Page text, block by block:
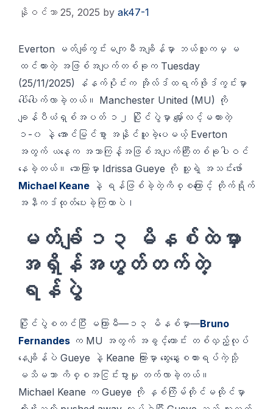
နိုဝင်ဘာ 25, 2025 by ak47-1
Everton မတ်ချ်ကွင်းမကျမီအချိန်မှာ ဘယ်သူကမှ မ
ထင်ထားတဲ့ အဖြစ်အပျက်တစ်ခုက Tuesday
(25/11/2025) နံနက်ပိုင်းက အိုလ်ဒ်ထရက်ဖိုဒ်ကွင်းမှာ
ပေါ်ပေါက်လာခဲ့တယ်။ Manchester United (MU) ကို
ချန်ပီယံရှစ်အပတ် ၁၂ ပြိုင်ပွဲမှာ မျှော်လင့်မထားတဲ့
၁-၀ နဲ့ အောင်မြင်စွာ အနိုင်ယူခဲ့ပေမယ့် Everton
အတွက် ယနေ့က အသာကြန့်အဖြစ်အပျက်ကြီးတစ်ခုပါဝင်
နေခဲ့တယ်။ သောကြာမှာ Idrissa Gueye ကို သူ့ရဲ့ အသင်းဖော်
Michael Keane နဲ့ ရန်ဖြစ်ခဲ့တဲ့ကိစ္စကြောင့် တိုက်ရိုက်
အနီကဒ်ထုတ်ပေးခဲ့ကြတာပဲ।
မတ်ချ် ၁၃ မိနစ်ထဲမှာ
အရှိန်အဟွတ်တက်တဲ့
ရန်ပွဲ
ပြိုင်ပွဲစတင်ပြီး မကြာမီ—၁၃ မိနစ်မှာ—Bruno
Fernandes က MU အတွက် အခွင့်ကောင်း တစ်လှည့်လုပ်
နေချိန်ပဲ Gueye နဲ့ Keane ကြားမှာ ဆွေးနွေးစကားရပ်ကဲ့သို့
မသိမသာ ကိစ္စအငြင်းပွားမှု တက်လာခဲ့တယ်။
Michael Keane က Gueye ကို နှစ်ကြိမ်တိုင်မထိုင်မှာ